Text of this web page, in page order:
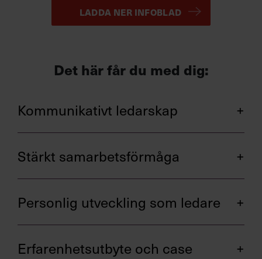
LADDA NER INFOBLAD
Det här får du med dig:
Kommunikativt ledarskap
Nå längre i relationer, dialog och
Leda grupper till att bli effektiva team.
Stärkt samarbetsförmåga
samtal.
Leda i förändring.
Skapa tillitsfullt samarbete.
Personlig utveckling som ledare
medveten närvaro.
Erfarenhetsutbyte och case